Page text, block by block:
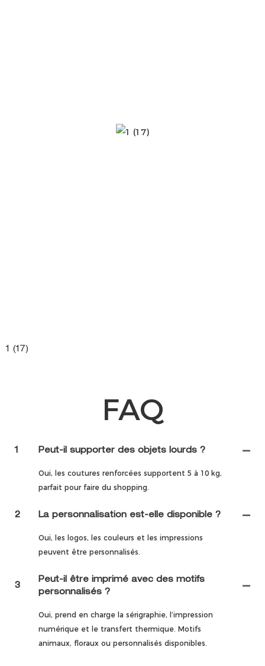
1 (17)
FAQ
1 Peut-il supporter des objets lourds ?
Oui, les coutures renforcées supportent 5 à 10 kg,
parfait pour faire du shopping.
2 La personnalisation est-elle disponible ?
Oui, les logos, les couleurs et les impressions
peuvent être personnalisés.
3
Peut-il être imprimé avec des motifs
personnalisés ?
Oui, prend en charge la sérigraphie, l’impression
numérique et le transfert thermique. Motifs
animaux, floraux ou personnalisés disponibles.